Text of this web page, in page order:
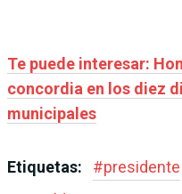
Te puede interesar:
concordia en los diez
municipales
Etiquetas: #presidente